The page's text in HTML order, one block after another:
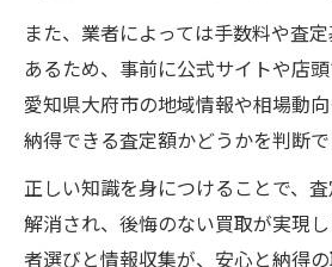
また、業者によっては手数料や査
あるため、事前に公式サイトや店頭
愛知県大府市の地域情報や相場動向
納得できる査定額かどうかを判断で
正しい知識を身につけることで、
解消され、後悔のない買取が実現
者選びと情報収集が、安心と納得